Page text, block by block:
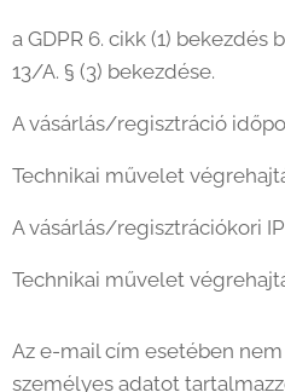
a GDPR 6. cikk (1) bekezdés
13/A. § (3) bekezdése.
A vásárlás/regisztráció
Technikai művelet
A vásárlás/regisztrációkori
Technikai művelet
Az e-mail cím esetében
személyes adatot